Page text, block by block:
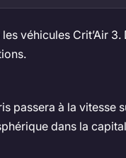
véhicules Crit’Air
passera à la vitesse
dans la